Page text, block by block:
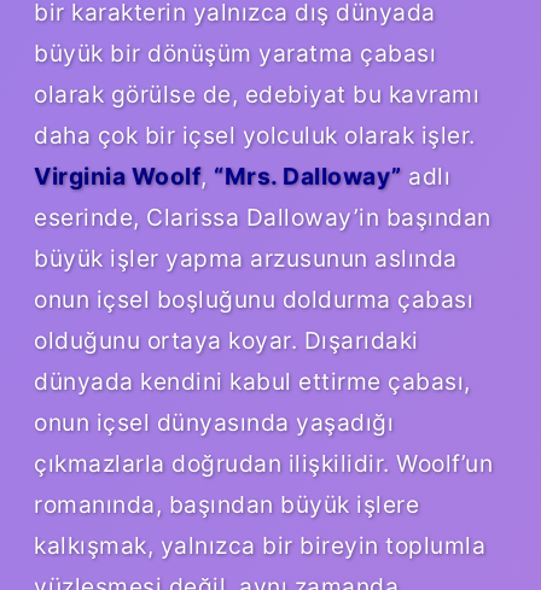
bir karakterin yalnızca dış dünyada
büyük bir dönüşüm yaratma çabası
olarak görülse de, edebiyat bu kavramı
daha çok bir içsel yolculuk olarak işler.
Virginia Woolf, “Mrs. Dalloway” adlı
eserinde, Clarissa Dalloway’in başından
büyük işler yapma arzusunun aslında
onun içsel boşluğunu doldurma çabası
olduğunu ortaya koyar. Dışarıdaki
dünyada kendini kabul ettirme çabası,
onun içsel dünyasında yaşadığı
çıkmazlarla doğrudan ilişkilidir. Woolf’un
romanında, başından büyük işlere
kalkışmak, yalnızca bir bireyin toplumla